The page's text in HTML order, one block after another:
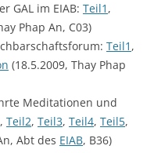
GAL im EIAB: Teil1 ,
Phap An, C03)
Teil1 ,
(18.5.2009, Thay Phap
Meditationen und
, Teil2, Teil3, Teil4, Teil5,
Abt des EIAB, B36)